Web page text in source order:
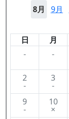
8月
9月
日 月
-
-
2
-
3
-
9
-
10
×